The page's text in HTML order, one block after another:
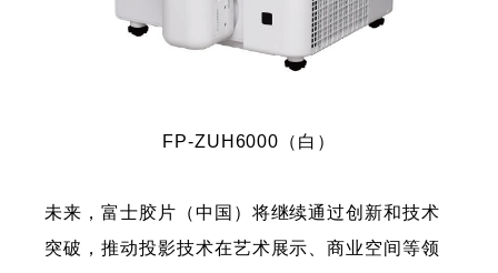
FP-ZUH6000（白）
未来，富士胶片（中国）将继续通过创新和技术
突破，推动投影技术在艺术展示、商业空间等领